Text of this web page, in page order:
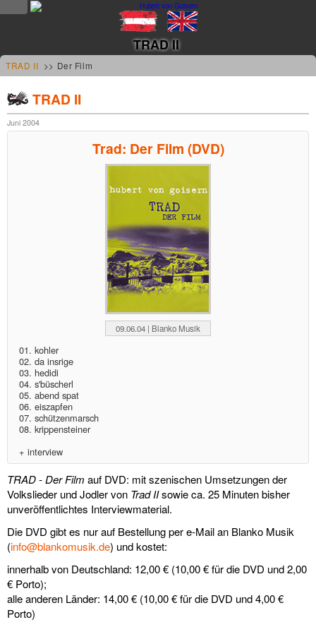
news
updates
tv &
liedtexte
film
HvG
flüchtig
biografie
huberts
schreibtisch
ETC.
vermischtes
TRAD II
TRAD II >> Der Film
TRAD II
Juni 2004
Trad: Der Film (DVD)
09.06.04 | Blanko Musik
01. kohler
02. da insrige
03. hedidi
04. s'büscherl
05. abend spat
06. eiszapfen
07. schützenmarsch
08. krippensteiner
+ interview
TRAD - Der Film auf DVD: mit szenischen Umsetzungen der
Volkslieder und Jodler von Trad IIsowie ca. 25 Minuten bisher
unveröffentlichtes Interviewmaterial.
Die DVD gibt es nur auf Bestellung per e-Mail an Blanko Musik
(info@blankomusik.de) und kostet:
innerhalb von Deutschland: 12,00 € (10,00 € für die DVD und 2,00
€ Porto);
alle anderen Länder: 14,00 € (10,00 € für die DVD und 4,00 €
Porto)